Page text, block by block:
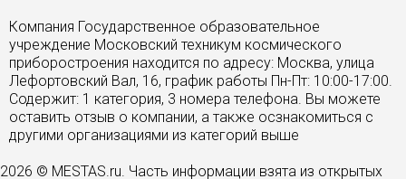
Компания Государственное образовательное
учреждение Московский техникум космического
приборостроения находится по адресу: Москва, улица
Лефортовский Вал, 16, график работы Пн-Пт: 10:00-17:00.
Содержит: 1 категория, 3 номера телефона. Вы можете
оставить отзыв о компании, а также осзнакомиться с
другими организациями из категорий выше
2026 © MESTAS.ru. Часть информации взята из открытых